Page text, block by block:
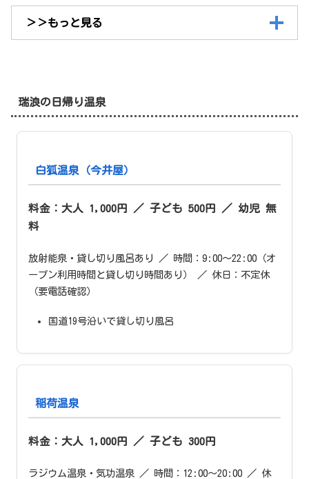
＞＞もっと見る
瑞浪の日帰り温泉
白狐温泉（今井屋）
料金：大人 1,000円 ／ 子ども 500円 ／ 幼児 無
料
放射能泉・貸し切り風呂あり ／ 時間：9:00〜22:00（オ
ープン利用時間と貸し切り時間あり） ／ 休日：不定休
（要電話確認）
国道19号沿いで貸し切り風呂
稲荷温泉
料金：大人 1,000円 ／ 子ども 300円
ラジウム温泉・気功温泉 ／ 時間：12:00〜20:00 ／ 休